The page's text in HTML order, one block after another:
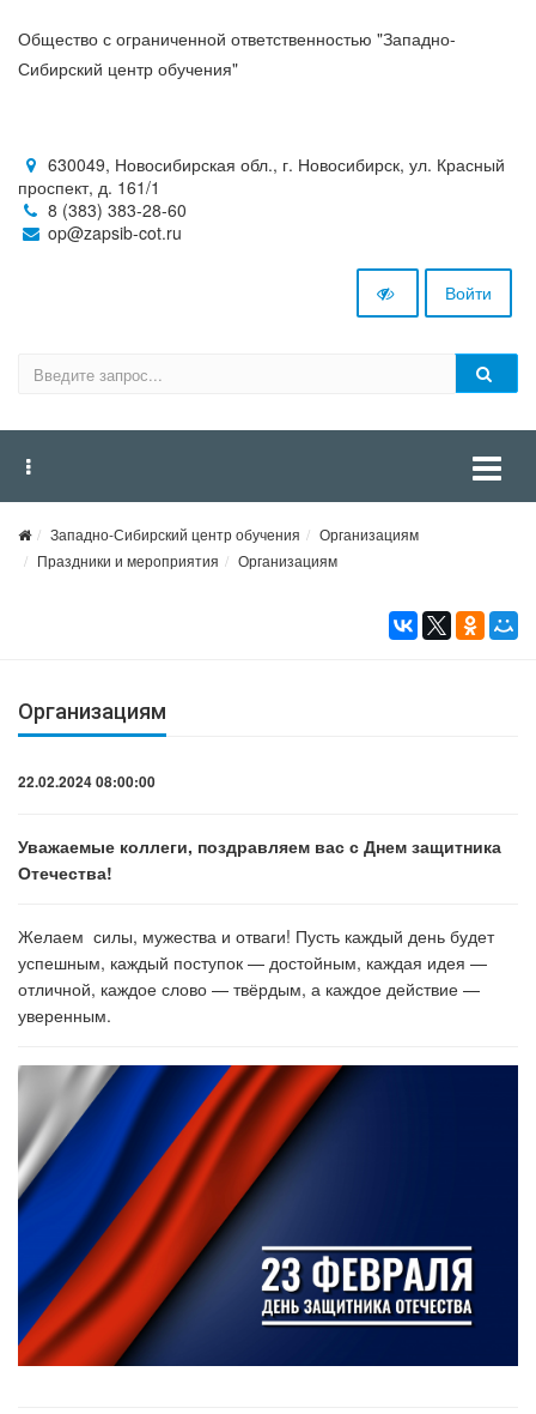
Общество с ограниченной ответственностью "Западно-
Сибирский центр обучения"
630049, Новосибирская обл., г. Новосибирск, ул. Красный
проспект, д. 161/1
8 (383) 383-28-60
op@zapsib-cot.ru
Войти
Западно-Сибирский центр обучения
Организациям
Праздники и мероприятия
Организациям
Организациям
22.02.2024 08:00:00
Уважаемые коллеги, поздравляем вас с Днем защитника
Отечества!
Желаем силы, мужества и отваги! Пусть каждый день будет
успешным, каждый поступок — достойным, каждая идея —
отличной, каждое слово — твёрдым, а каждое действие —
уверенным.